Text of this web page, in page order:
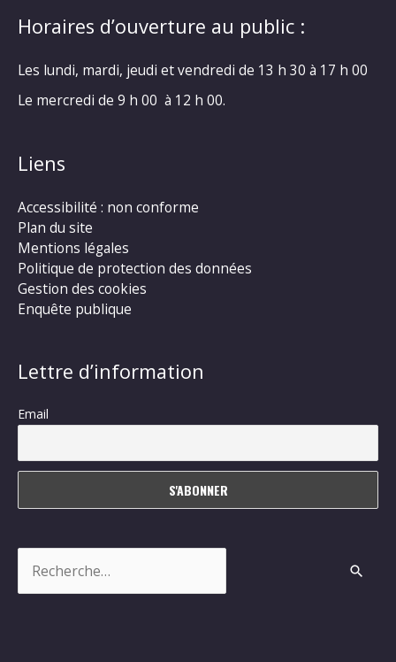
Horaires d’ouverture au public :
Les lundi, mardi, jeudi et vendredi de 13 h 30 à 17 h 00
Le mercredi de 9 h 00 à 12 h 00.
Liens
Accessibilité : non conforme
Plan du site
Mentions légales
Politique de protection des données
Gestion des cookies
Enquête publique
Lettre d’information
Email